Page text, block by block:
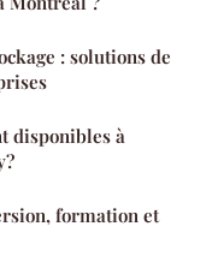
: solutions de
disponibles à
formation et